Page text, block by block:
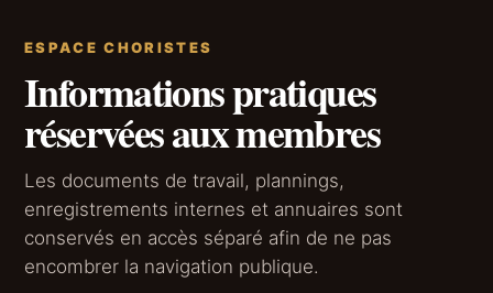
ESPACE CHORISTES
Informations pratiques
réservées aux membres
Les documents de travail, plannings,
enregistrements internes et annuaires sont
conservés en accès séparé afin de ne pas
encombrer la navigation publique.